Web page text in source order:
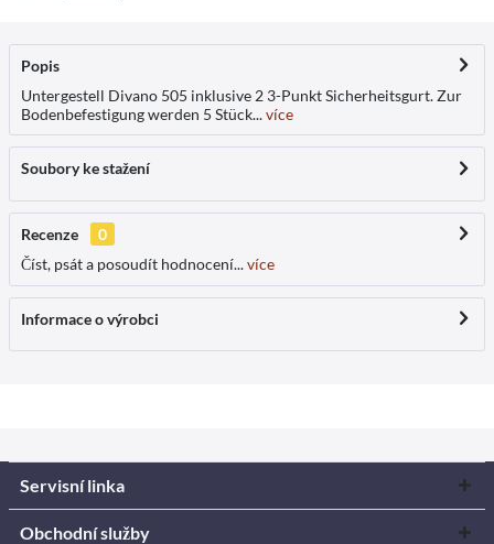
Popis
Untergestell Divano 505 inklusive 2 3-Punkt Sicherheitsgurt. Zur
Bodenbefestigung werden 5 Stück...více
Soubory ke stažení
Recenze
0
Číst, psát a posoudít hodnocení...více
Informace o výrobci
Servisní linka
Obchodní služby